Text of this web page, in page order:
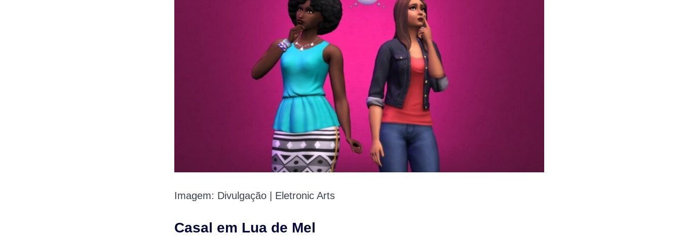
Imagem: Divulgação | Eletronic Arts
Casal em Lua de Mel